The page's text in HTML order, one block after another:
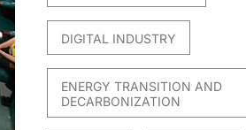
DIGITAL INDUSTRY
ENERGY TRANSITION AND
DECARBONIZATION